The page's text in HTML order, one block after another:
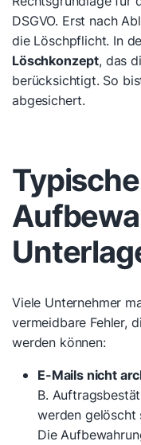
DSGVO. Erst nach
die Löschpflicht. In
Löschkonzept, das
berücksichtigt. So
abgesichert.
Viele Unternehmer
vermeidbare Fehler,
werden können:
E-Mails nicht
B.
werden gelöscht
Die